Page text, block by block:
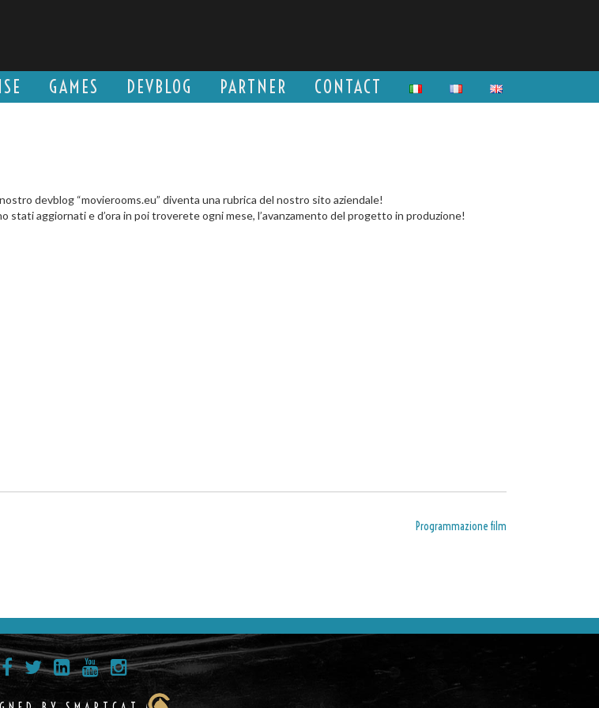
GAMES DEVBLOG PARTNER CONTACT
devblog “movierooms.eu” diventa una rubrica del nostro sito aziendale!
stati aggiornati e d’ora in poi troverete ogni mese, l’avanzamento del progetto in produzione!
Programmazione film